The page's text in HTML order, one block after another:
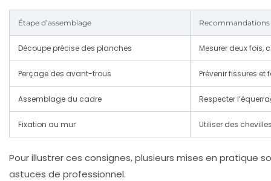
Étape d’assemblage Recommandations
Découpe précise des planches Mesurer deux fois,
Perçage des avant-trous Prévenir fissures
Assemblage du cadre Respecter
Fixation au mur Utiliser des
Pour illustrer ces consignes, plusieurs mises en pratique
astuces de professionnel.